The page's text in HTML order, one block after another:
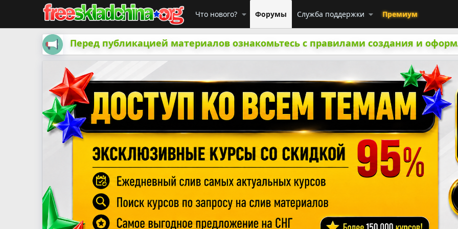
Что нового? Форумы Служба поддержки Премиум
Перед публикацией материалов ознакомьтесь с правилами создания и